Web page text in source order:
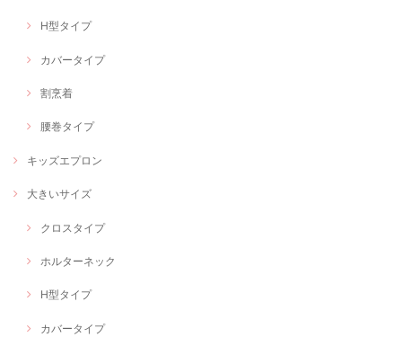
H型タイプ
カバータイプ
割烹着
腰巻タイプ
キッズエプロン
大きいサイズ
クロスタイプ
ホルターネック
H型タイプ
カバータイプ